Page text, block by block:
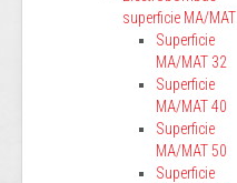
superficie MA/MAT
Superficie
MA/MAT 32
Superficie
MA/MAT 40
Superficie
MA/MAT 50
Superficie